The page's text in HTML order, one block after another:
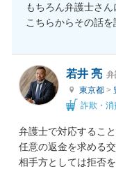
もちろん弁護士さん
こちらからその話
若井 亮
東京都 >
詐欺・消
弁護士で対応するこ
任意の返金を求める
相手方としては拒否